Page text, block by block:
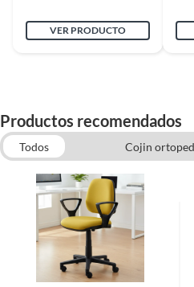
Cantidad de paquetes 1
Tipo de silla de
escritorio
Modelo
VER PRODUCTO
Productos recomendados
Todos Cojin
Escritorio gamer